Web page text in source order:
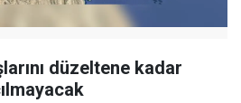
düzeltene kadar